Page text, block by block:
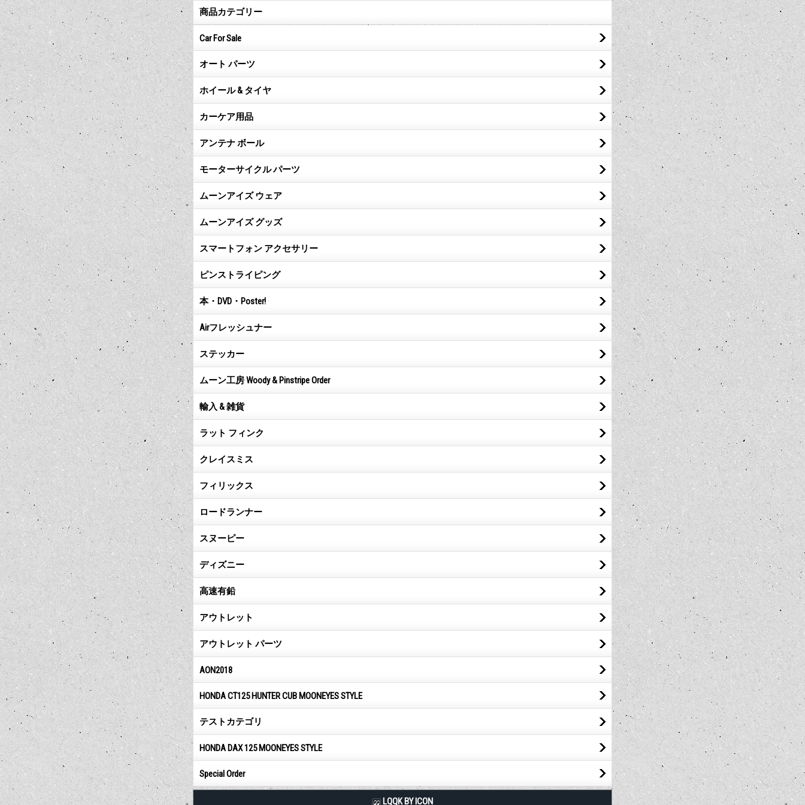
商品カテゴリー
Car For Sale
オート パーツ
ホイール & タイヤ
カーケア用品
アンテナ ボール
モーターサイクル パーツ
ムーンアイズ ウェア
ムーンアイズ グッズ
スマートフォン アクセサリー
ピンストライピング
本・DVD・Poster!
Airフレッシュナー
ステッカー
ムーン工房 Woody & Pinstripe Order
輸入 & 雑貨
ラット フィンク
クレイスミス
フィリックス
ロードランナー
スヌーピー
ディズニー
高速有鉛
アウトレット
アウトレット パーツ
AON2018
HONDA CT125 HUNTER CUB MOONEYES STYLE
テストカテゴリ
HONDA DAX 125 MOONEYES STYLE
Special Order
LQQK BY ICON